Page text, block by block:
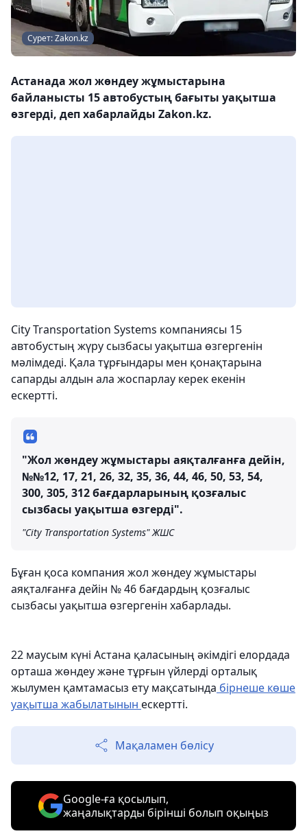
Сурет: Zakon.kz
Астанада жол жөндеу жұмыстарына
байланысты 15 автобустың бағыты уақытша
өзгерді, деп хабарлайды Zakon.kz.
City Transportation Systems компаниясы 15
автобустың жүру сызбасы уақытша өзгергенін
мәлімдеді. Қала тұрғындары мен қонақтарына
сапарды алдын ала жоспарлау керек екенін
ескертті.
"Жол жөндеу жұмыстары аяқталғанға дейін,
№№12, 17, 21, 26, 32, 35, 36, 44, 46, 50, 53, 54,
300, 305, 312 бағдарларының қозғалыс
сызбасы уақытша өзгерді".
"City Transportation Systems" ЖШС
Бұған қоса компания жол жөндеу жұмыстары
аяқталғанға дейін № 46 бағдардың қозғалыс
сызбасы уақытша өзгергенін хабарлады.
22 маусым күні Астана қаласының әкімдігі елордада
орташа жөндеу және тұрғын үйлерді орталық
жылумен қамтамасыз ету мақсатында бірнеше көше
уақытша жабылатынын ескертті.
Мақаламен бөлісу
Google-ға қосылып,
жаңалықтарды бірінші болып оқыңыз